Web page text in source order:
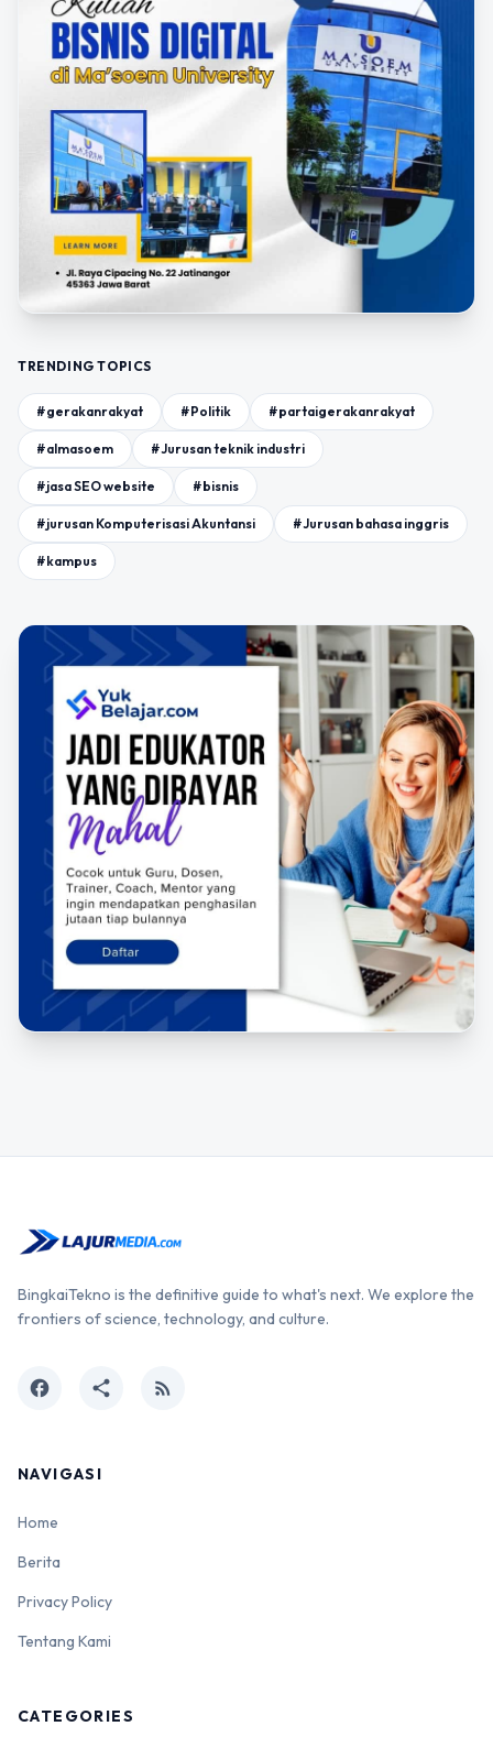
TRENDING TOPICS
#gerakanrakyat #Politik #partaigerakanrakyat
#almasoem #Jurusan teknik industri
#jasa SEO website #bisnis
#jurusan Komputerisasi Akuntansi #Jurusan bahasa inggris
#kampus
BingkaiTekno is the definitive guide to what's next. We explore the
frontiers of science, technology, and culture.
facebook share rss_feed
NAVIGASI
Home
Berita
Privacy Policy
Tentang Kami
CATEGORIES